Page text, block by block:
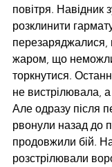
повітря. Навідник
розклинити
перезаряджалися,
жаром, що
торкнутися.
не вистрілювала,
Але одразу після
рвонули назад до
продовжили бій.
розстрілювали